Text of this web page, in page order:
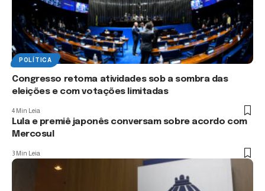
POLÍTICA
Congresso retoma atividades sob a sombra das
eleições e com votações limitadas
4 Min Leia
Lula e premiê japonês conversam sobre acordo com
Mercosul
3 Min Leia